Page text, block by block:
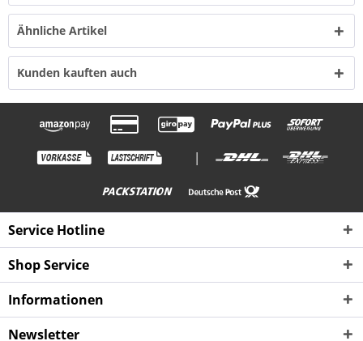
Ähnliche Artikel
Kunden kauften auch
|
Service Hotline
Shop Service
Informationen
Newsletter